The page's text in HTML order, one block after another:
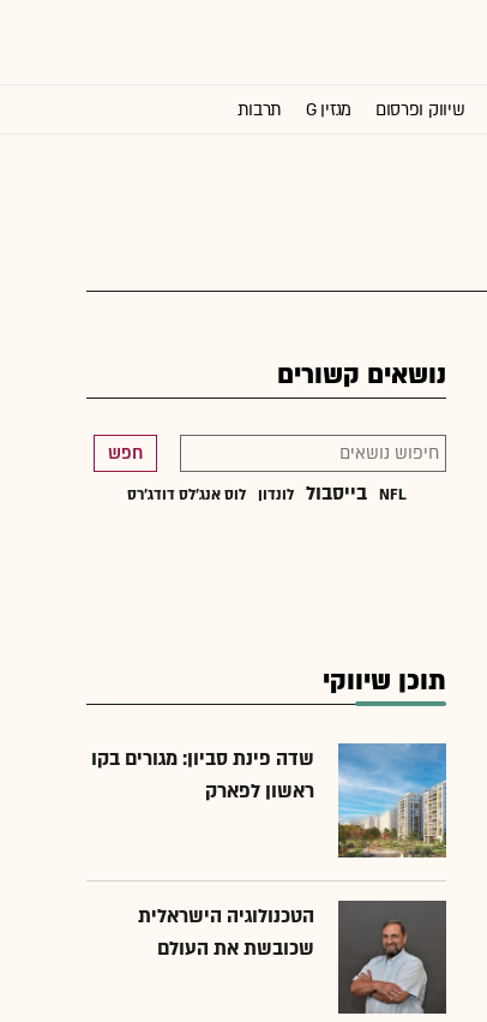
שיווק ופרסום מגזין G תרבות
נושאים קשורים
חפש
NFL בייסבול לונדון לוס אנג'לס דודג'רס
תוכן שיווקי
שדה פינת סביון: מגורים בקו
ראשון לפארק
הטכנולוגיה הישראלית
שכובשת את העולם